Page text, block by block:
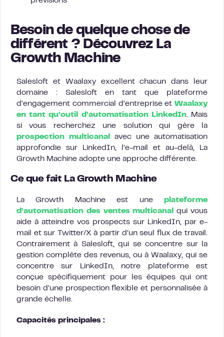
Besoin de quelque chose de
différent ? Découvrez La
Growth Machine
Salesloft et Waalaxy excellent chacun dans leur
domaine : Salesloft en tant que plateforme
d’engagement commercial d’entreprise et Waalaxy
en tant qu’outil d’automatisation LinkedIn. Mais
si vous recherchez une solution qui gère la
prospection multicanal
avec une automatisation
approfondie sur LinkedIn, l’e-mail et au-delà, La
Growth Machine adopte une approche différente.
Ce que fait La Growth Machine
La Growth Machine est une plateforme
d’automatisation des ventes multicanal
qui vous
aide à atteindre vos prospects sur LinkedIn, par e-
mail et sur Twitter/X à partir d’un seul flux de travail.
Contrairement à Salesloft, qui se concentre sur la
gestion complète des revenus, ou à Waalaxy, qui se
concentre sur LinkedIn, notre plateforme est
conçue spécifiquement pour les équipes qui ont
besoin d’une prospection flexible et personnalisée à
grande échelle.
Capacités principales :